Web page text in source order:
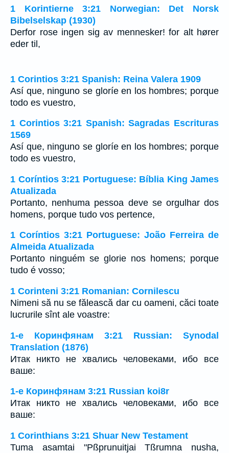
1 Korintierne 3:21 Norwegian: Det Norsk
Bibelselskap (1930)
Derfor rose ingen sig av mennesker! for alt hører
eder til,
1 Corintios 3:21 Spanish: Reina Valera 1909
Así que, ninguno se gloríe en los hombres; porque
todo es vuestro,
1 Corintios 3:21 Spanish: Sagradas Escrituras
1569
Así que, ninguno se gloríe en los hombres; porque
todo es vuestro,
1 Coríntios 3:21 Portuguese: Bíblia King James
Atualizada
Portanto, nenhuma pessoa deve se orgulhar dos
homens, porque tudo vos pertence,
1 Coríntios 3:21 Portuguese: João Ferreira de
Almeida Atualizada
Portanto ninguém se glorie nos homens; porque
tudo é vosso;
1 Corinteni 3:21 Romanian: Cornilescu
Nimeni să nu se fălească dar cu oameni, căci toate
lucrurile sînt ale voastre:
1-е Коринфянам 3:21 Russian: Synodal
Translation (1876)
Итак никто не хвались человеками, ибо все
ваше:
1-е Коринфянам 3:21 Russian koi8r
Итак никто не хвались человеками, ибо все
ваше:
1 Corinthians 3:21 Shuar New Testament
Tuma asamtai "Pßprunuitjai Tßrumna nusha,